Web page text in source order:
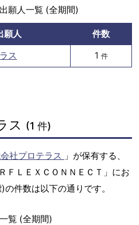
願人一覧 (全期間)
願人
件数
ス
1 件
ス (1 件)
社プロテラス 」が保有する、
ＦＬＥＸＣＯＮＮＥＣＴ」にお
件数は以下の通りです。
覧 (全期間)